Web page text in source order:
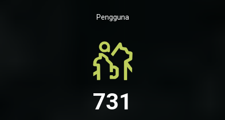
Pengguna
731